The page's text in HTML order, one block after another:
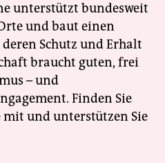
unterstützt bundesweit
und baut einen
Schutz und Erhalt
braucht guten, frei
– und
Finden Sie
mit und unterstützen Sie